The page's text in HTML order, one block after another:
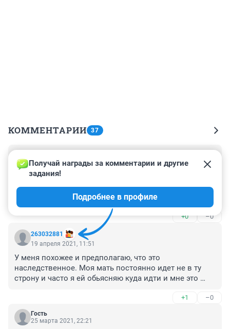
КОММЕНТАРИИ 37
29 марта 2022, 18:25
Лично я теряюсь в микрорайонах . Живу в центре .
Могу доехать до Кристалла . А оттуда случайно как то
села не на тот автобус он поехал не через мост на
Мельникайте , а по микрорайонам , улицы названы
чьими то фамилиями , дома одинаковые , я просто в
шоке была , кругом все микрорайоны объехала и
потом автобус вышел на мост Мельникайте . Как там
люди живут и не теряются ?
+0 –0
263032881
Получай награды за комментарии и другие
задания!
Подробнее в профиле
19 апреля 2021, 11:51
У меня похожее и предполагаю, что это
наследственное. Моя мать постоянно идет не в ту
строну и часто я ей обьясняю куда идти и мне это
степени, так как я устаю долго ходить и плутать и
когда совсем заблужусь приходится платить за такси
с навигатором.
+1 –0
Гость
25 марта 2021, 22:21